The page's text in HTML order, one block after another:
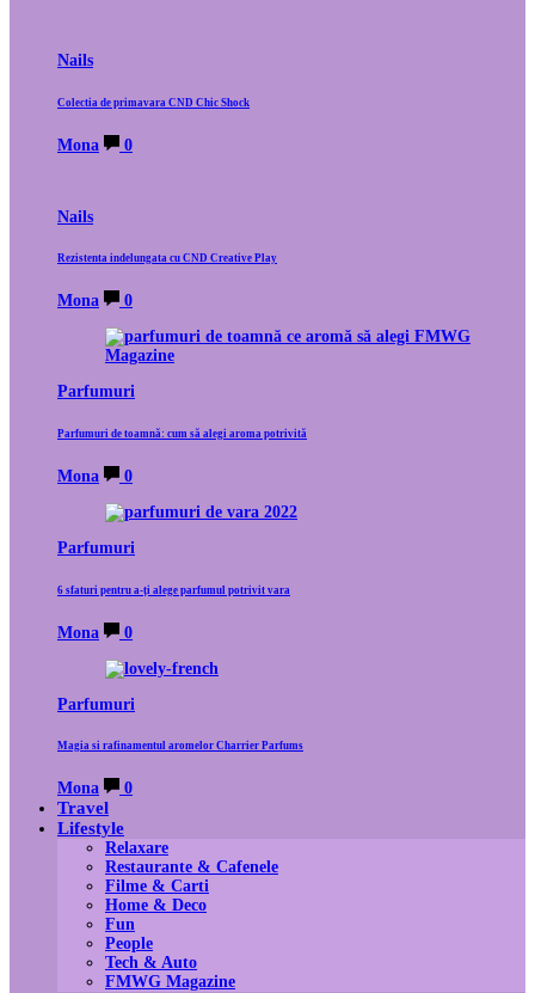
Nails
Colectia de primavara CND Chic Shock
Mona 0
Nails
Rezistenta indelungata cu CND Creative Play
Mona 0
Parfumuri
Parfumuri de toamnă: cum să alegi aroma potrivită
Mona 0
Parfumuri
6 sfaturi pentru a-ți alege parfumul potrivit vara
Mona 0
Parfumuri
Magia si rafinamentul aromelor Charrier Parfums
Mona 0
Travel
Lifestyle
Relaxare
Restaurante & Cafenele
Filme & Carti
Home & Deco
Fun
People
Tech & Auto
FMWG Magazine